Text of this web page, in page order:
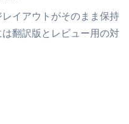
イアウトがそのまま保持
翻訳版とレビュー用の対